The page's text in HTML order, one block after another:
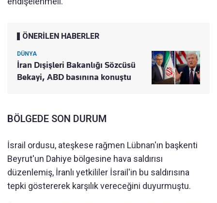
ÖNERİLEN HABERLER
DÜNYA
İran Dışişleri Bakanlığı Sözcüsü
Bekayi, ABD basınına konuştu
BÖLGEDE SON DURUM
İsrail ordusu, ateşkese rağmen Lübnan'ın başkenti
Beyrut'un Dahiye bölgesine hava saldırısı
düzenlemiş, İranlı yetkililer İsrail'in bu saldırısına
tepki göstererek karşılık vereceğini duyurmuştu.